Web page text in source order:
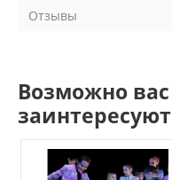
Отзывы
Возможно вас
заинтересуют